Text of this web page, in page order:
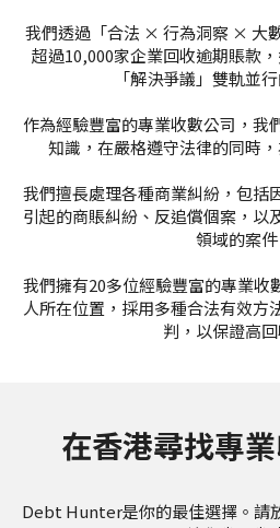
我們透過「合法 × 行為洞察 × 大
超過10,000家企業回收逾期賬款
「解決爭議」雙軌並
作為經驗豐富的專業收數公司，我
知識，在嚴格遵守法律的同時
我們擅長處理各種商業糾紛，包括
引起的商賬糾紛、反追償個案，以
領域的案件
我們擁有20多位經驗豐富的專業收
人所在位置，採用多種合法有效方
判，以保證高回
在香港尋找專
Debt Hunter是你的最佳選擇。請